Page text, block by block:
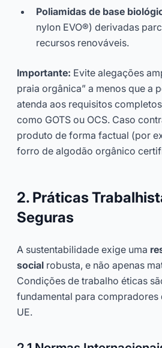
Poliamidas de base
nylon EVO®) derivadas
recursos renováveis.
Importante: Evite alegações
praia orgânica” a menos que a
atenda aos requisitos
como GOTS ou OCS. Caso
produto de forma factual (por
forro de algodão orgânico
2. Práticas
Seguras
A sustentabilidade exige uma
social robusta, e não apenas
Condições de trabalho éticas
fundamental para compradores
UE.